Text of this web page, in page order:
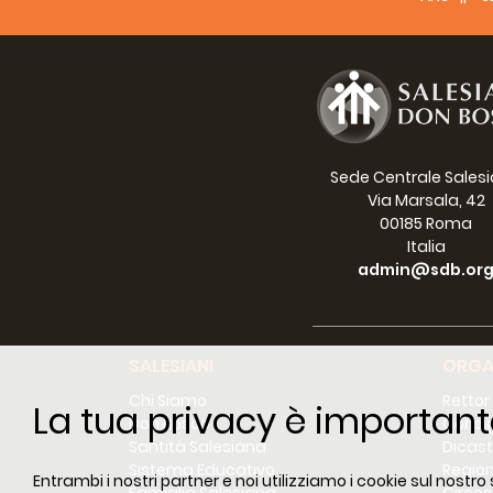
La tua privacy è
Entrambi i nostri partner e noi utilizziamo i cookie sul
14
Sede Centrale
Via Marsala, 42
00185 Roma
Italia
admin@sdb.org
Chi Siamo
Don Bosco
Santità Salesiana
Sistema Educativo
Regioni